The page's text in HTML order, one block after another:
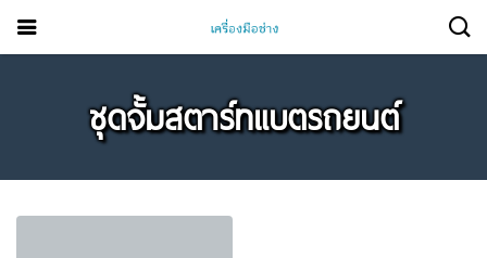
ชุดจั้มสตาร์ทแบตรถยนต์